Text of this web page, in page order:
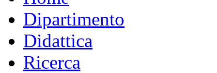
Dipartimento
Didattica
Ricerca